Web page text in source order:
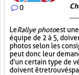
0
LeRallye photoest
équipe de 2 à 5,
photos selon les
peut donc leur
d'un certain type de
doivent être trouvés